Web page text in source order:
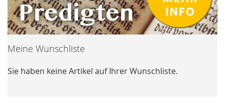
Meine Wunschliste
Sie haben keine Artikel auf Ihrer Wunschliste.